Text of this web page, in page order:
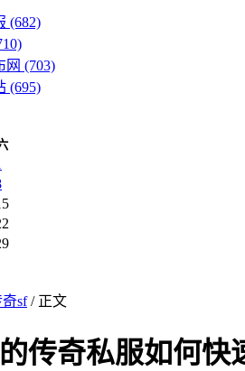
(682)
网 (703)
(695)
sf/ 正文
传奇私服如何快